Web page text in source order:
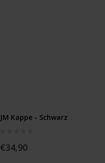
JM Kappe - Schwarz
€34,90